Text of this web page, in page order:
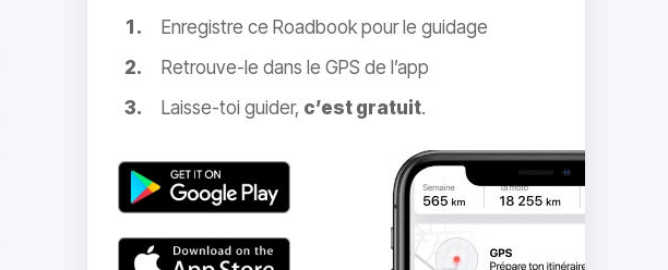
Enregistre ce Roadbook pour le guidage
Retrouve-le dans le GPS de l’app
Laisse-toi guider, c’est gratuit.